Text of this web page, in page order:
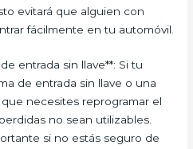
evitará que alguien con
fácilmente en tu automóvil.
entrada sin llave**: Si tu
de entrada sin llave o una
necesites reprogramar el
no sean utilizables.
si no estás seguro de